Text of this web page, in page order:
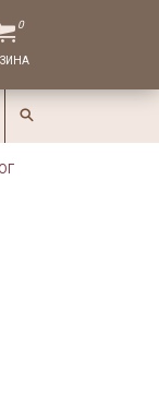
0